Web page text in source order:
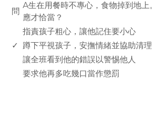
問
A生在用餐時不專心，食物掉到地上
應才恰當？
指責孩子粗心，讓他記住要小心
✓
蹲下平視孩子，安撫情緒並協助清理
讓全班看到他的錯誤以警惕他人
要求他再多吃幾口當作懲罰